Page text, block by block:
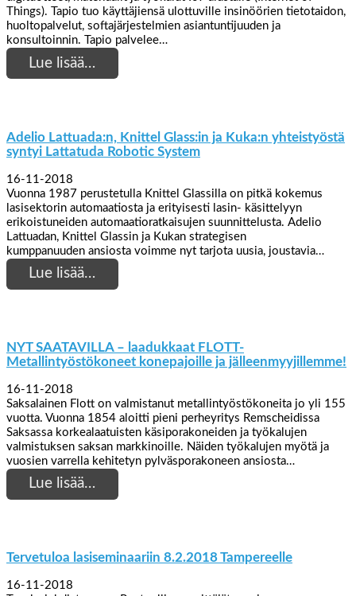
Things). Tapio tuo käyttäjiensä ulottuville insinöörien tietotaidon,
huoltopalvelut, softajärjestelmien asiantuntijuuden ja
konsultoinnin. Tapio palvelee…
Lue lisää…
Adelio Lattuada:n, Knittel Glass:in ja Kuka:n yhteistyöstä
syntyi Lattatuda Robotic System
16-11-2018
Vuonna 1987 perustetulla Knittel Glassilla on pitkä kokemus
lasisektorin automaatiosta ja erityisesti lasin- käsittelyyn
erikoistuneiden automaatioratkaisujen suunnittelusta. Adelio
Lattuadan, Knittel Glassin ja Kukan strategisen
kumppanuuden ansiosta voimme nyt tarjota uusia, joustavia…
Lue lisää…
NYT SAATAVILLA – laadukkaat FLOTT-
Metallintyöstökoneet konepajoille ja jälleenmyyjillemme!
16-11-2018
Saksalainen Flott on valmistanut metallintyöstökoneita jo yli 155
vuotta. Vuonna 1854 aloitti pieni perheyritys Remscheidissa
Saksassa korkealaatuisten käsiporakoneiden ja työkalujen
valmistuksen saksan markkinoille. Näiden työkalujen myötä ja
vuosien varrella kehitetyn pylväsporakoneen ansiosta…
Lue lisää…
Tervetuloa lasiseminaariin 8.2.2018 Tampereelle
16-11-2018